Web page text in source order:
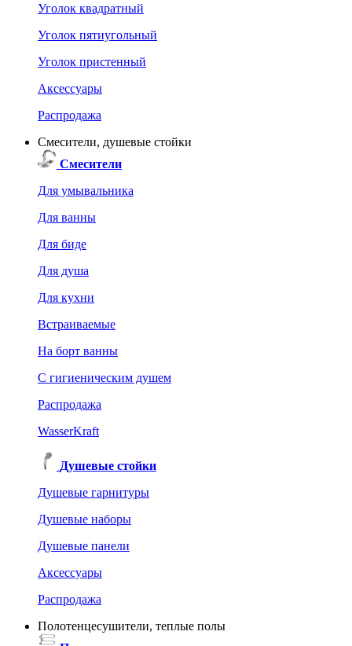
Уголок квадратный
Уголок пятиугольный
Уголок пристенный
Аксессуары
Распродажа
Смесители, душевые стойки
Смесители
Для умывальника
Для ванны
Для биде
Для душа
Для кухни
Встраиваемые
На борт ванны
C гигиеническим душем
Распродажа
WasserKraft
Душевые стойки
Душевые гарнитуры
Душевые наборы
Душевые панели
Аксессуары
Распродажа
Полотенцесушители, теплые полы